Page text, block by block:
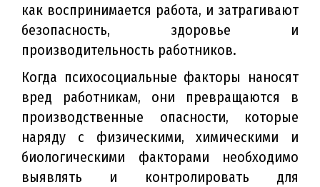
как воспринимается работа, и затрагивают
безопасность, здоровье и
производительность работников.
Когда психосоциальные факторы наносят
вред работникам, они превращаются в
производственные опасности, которые
наряду с физическими, химическими и
биологическими факторами необходимо
выявлять и контролировать для